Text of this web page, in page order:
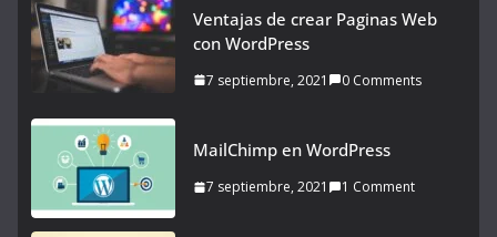
Ventajas de crear Paginas Web
con WordPress
7 septiembre, 2021 0 Comments
MailChimp en WordPress
7 septiembre, 2021 1 Comment